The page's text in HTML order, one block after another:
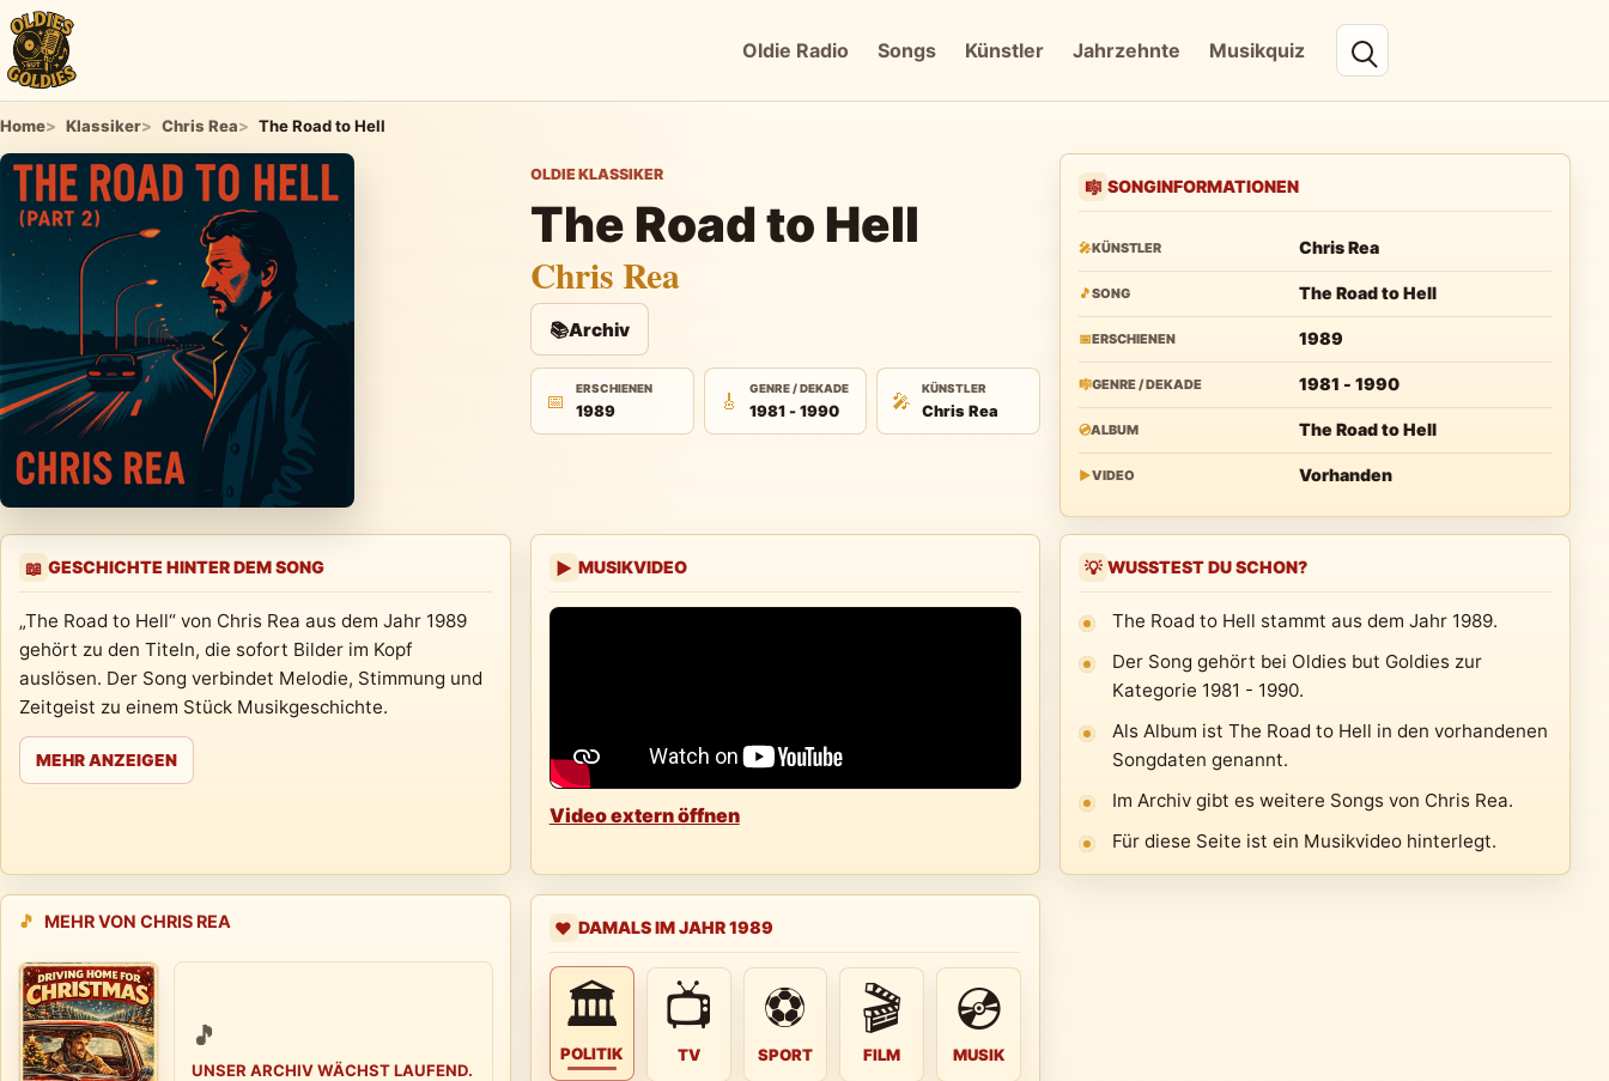
Oldie Radio Songs Künstler Jahrzehnte Musikquiz
Home Klassiker Chris Rea The Road to Hell
OLDIE KLASSIKER
The Road to Hell
Chris Rea
📚Archiv
📅
ERSCHIENEN
1989 🎸
GENRE / DEKADE
1981 - 1990 🎤
KÜNSTLER
Chris Rea
🎼 SONGINFORMATIONEN
🎤KÜNSTLER Chris Rea
🎵SONG The Road to Hell
📅ERSCHIENEN 1989
🎼GENRE / DEKADE 1981 - 1990
💿ALBUM The Road to Hell
▶VIDEO Vorhanden
📖 GESCHICHTE HINTER DEM SONG
„The Road to Hell“ von Chris Rea aus dem Jahr 1989
gehört zu den Titeln, die sofort Bilder im Kopf
auslösen. Der Song verbindet Melodie, Stimmung und
Zeitgeist zu einem Stück Musikgeschichte.
MEHR ANZEIGEN
▶ MUSIKVIDEO
Video extern öffnen
💡 WUSSTEST DU SCHON?
The Road to Hell stammt aus dem Jahr 1989.
Der Song gehört bei Oldies but Goldies zur
Kategorie 1981 - 1990.
Als Album ist The Road to Hell in den vorhandenen
Songdaten genannt.
Im Archiv gibt es weitere Songs von Chris Rea.
Für diese Seite ist ein Musikvideo hinterlegt.
🎵 MEHR VON CHRIS REA
🎵
UNSER ARCHIV WÄCHST LAUFEND.
❤️ DAMALS IM JAHR 1989
🏛
POLITIK
📺
TV
⚽
SPORT
🎬
FILM
💿
MUSIK